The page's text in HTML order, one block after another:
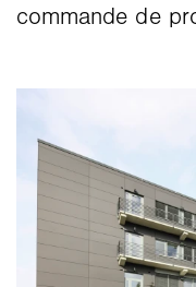
commande de